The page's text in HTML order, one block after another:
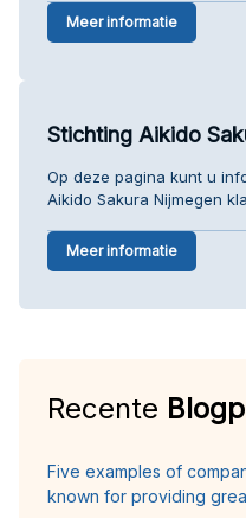
Meer informatie
Stichting Aikido
Op deze pagina kunt u
Aikido Sakura Nijmegen
Meer informatie
Recente
Five examples of
known for providing